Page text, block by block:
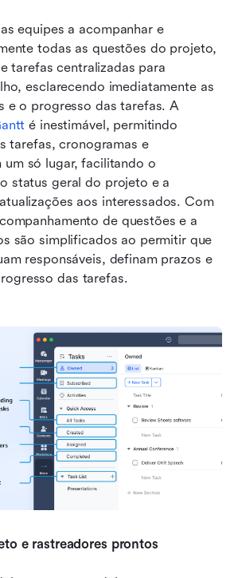
equipes a acompanhar e
todas as questões do projeto,
tarefas centralizadas para
esclarecendo imediatamente as
é inestimável, permitindo
tarefas, cronogramas e
um só lugar, facilitando o
status geral do projeto e a
aos interessados. Com
de questões e a
são simplificados ao permitir que
responsáveis, definam prazos e
das tarefas.
e rastreadores prontos